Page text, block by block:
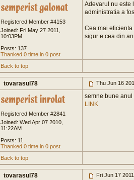
Registered Member #4153
Joined: Fri May 27 2011,
10:03PM
Posts: 137
Thanked 0 time in 0 post
Adevarul nu este
administratia a
Cea mai
sigur e cea din
Back to top
tovarasul78 Thu Jun 16
Registered Member #2841
Joined: Wed Apr 07 2010,
11:22AM
Posts: 11
Thanked 0 time in 0 post
semne bune anul
LINK
Back to top
tovarasul78 Fri Jun 17